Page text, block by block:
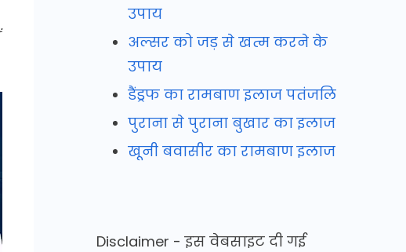
उपाय
अल्सर को जड़ से खत्म करने के
उपाय
डैंड्रफ का रामबाण इलाज पतंजलि
पुराना से पुराना बुखार का इलाज
खूनी बवासीर का रामबाण इलाज
Disclaimer - इस वेबसाइट दी गई